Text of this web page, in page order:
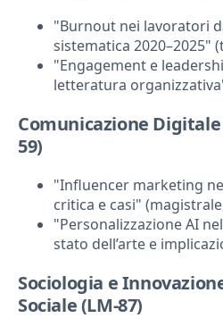
"Burnout nei lavoratori
sistematica 2020–2025"
"Engagement e
letteratura
Comunicazione
59)
"Influencer marketing
critica e casi"
"Personalizzazione AI
stato dell’arte e
Sociologia e
Sociale (LM-87)